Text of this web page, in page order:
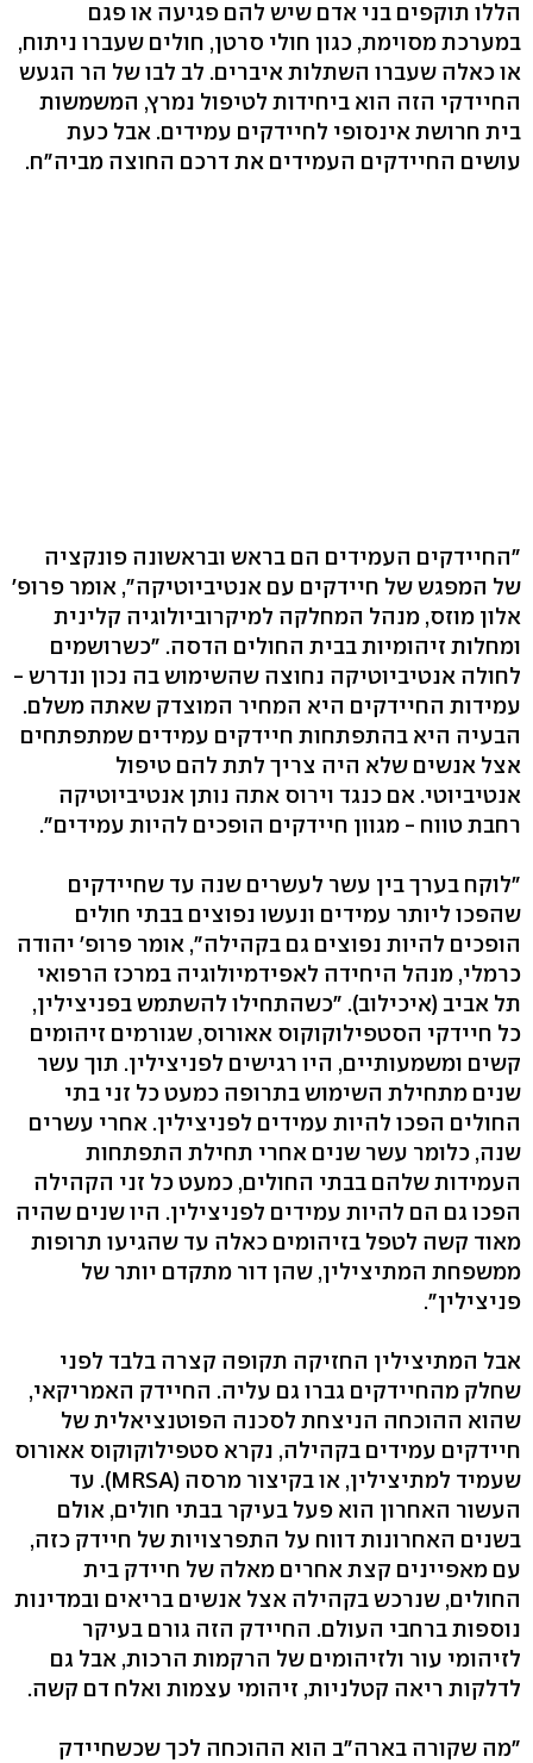
הללו תוקפים בני אדם שיש להם פגיעה או פגם
במערכת מסוימת, כגון חולי סרטן, חולים שעברו ניתוח,
או כאלה שעברו השתלות איברים. לב לבו של הר הגעש
החיידקי הזה הוא ביחידות לטיפול נמרץ, המשמשות
בית חרושת אינסופי לחיידקים עמידים. אבל כעת
עושים החיידקים העמידים את דרכם החוצה מביה"ח.
"החיידקים העמידים הם בראש ובראשונה פונקציה
של המפגש של חיידקים עם אנטיביוטיקה‭,"‬ אומר פרופ'
אלון מוזס, מנהל המחלקה למיקרוביולוגיה קלינית
ומחלות זיהומיות בבית החולים הדסה. "כשרושמים
לחולה אנטיביוטיקה נחוצה שהשימוש בה נכון ונדרש -
עמידות החיידקים היא המחיר המוצדק שאתה משלם.
הבעיה היא בהתפתחות חיידקים עמידים שמתפתחים
אצל אנשים שלא היה צריך לתת להם טיפול
אנטיביוטי. אם כנגד וירוס אתה נותן אנטיביוטיקה
רחבת טווח - מגוון חיידקים הופכים להיות עמידים‭."‬
"לוקח בערך בין עשר לעשרים שנה עד שחיידקים
שהפכו ליותר עמידים ונעשו נפוצים בבתי חולים
הופכים להיות נפוצים גם בקהילה‭,"‬ אומר פרופ' יהודה
כרמלי, מנהל היחידה לאפידמיולוגיה במרכז הרפואי
תל אביב (איכילוב‭.(‬ "כשהתחילו להשתמש בפניצילין,
כל חיידקי הסטפילוקוקוס אאורוס, שגורמים זיהומים
קשים ומשמעותיים, היו רגישים לפניצילין. תוך עשר
שנים מתחילת השימוש בתרופה כמעט כל זני בתי
החולים הפכו להיות עמידים לפניצילין. אחרי עשרים
שנה, כלומר עשר שנים אחרי תחילת התפתחות
העמידות שלהם בבתי החולים, כמעט כל זני הקהילה
הפכו גם הם להיות עמידים לפניצילין. היו שנים שהיה
מאוד קשה לטפל בזיהומים כאלה עד שהגיעו תרופות
ממשפחת המתיצילין, שהן דור מתקדם יותר של
פניצילין‭."‬
אבל המתיצילין החזיקה תקופה קצרה בלבד לפני
שחלק מהחיידקים גברו גם עליה. החיידק האמריקאי,
שהוא ההוכחה הניצחת לסכנה הפוטנציאלית של
חיידקים עמידים בקהילה, נקרא סטפילוקוקוס אאורוס
שעמיד למתיצילין, או בקיצור מרסה ‭.(MRSA)‬ עד
העשור האחרון הוא פעל בעיקר בבתי חולים, אולם
בשנים האחרונות דווח על התפרצויות של חיידק כזה,
עם מאפיינים קצת אחרים מאלה של חיידק בית
החולים, שנרכש בקהילה אצל אנשים בריאים ובמדינות
נוספות ברחבי העולם. החיידק הזה גורם בעיקר
לזיהומי עור ולזיהומים של הרקמות הרכות, אבל גם
לדלקות ריאה קטלניות, זיהומי עצמות ואלח דם קשה.
"מה שקורה בארה"ב הוא ההוכחה לכך שכשחיידק